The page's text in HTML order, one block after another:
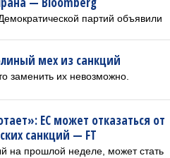
партий объявили
мех из санкций
заменить их невозможно.
ЕС может отказаться от
санкций — FT
на прошлой неделе, может стать